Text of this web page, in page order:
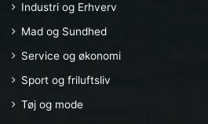
Industri og Erhverv
Mad og Sundhed
Service og økonomi
Sport og friluftsliv
Tøj og mode